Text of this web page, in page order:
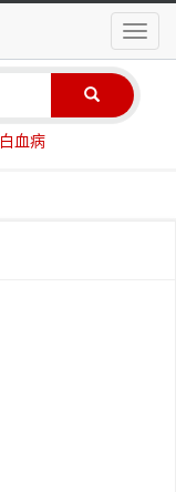
导
航
白血病